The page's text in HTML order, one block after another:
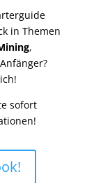
in Themen
,
sofort